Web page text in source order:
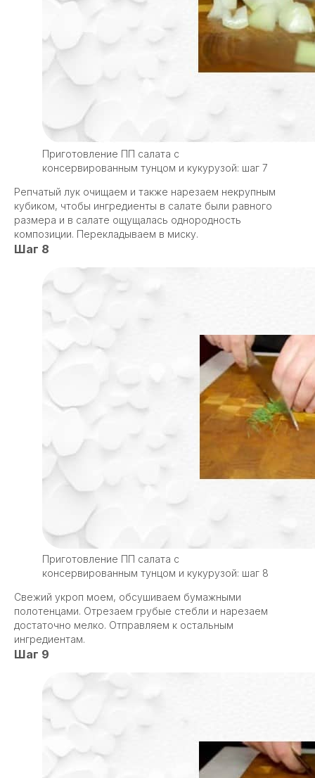
Приготовление ПП салата с
консервированным тунцом и кукурузой: шаг 7
Репчатый лук очищаем и также нарезаем некрупным
кубиком, чтобы ингредиенты в салате были равного
размера и в салате ощущалась однородность
композиции. Перекладываем в миску.
Шаг 8
Приготовление ПП салата с
консервированным тунцом и кукурузой: шаг 8
Свежий укроп моем, обсушиваем бумажными
полотенцами. Отрезаем грубые стебли и нарезаем
достаточно мелко. Отправляем к остальным
ингредиентам.
Шаг 9